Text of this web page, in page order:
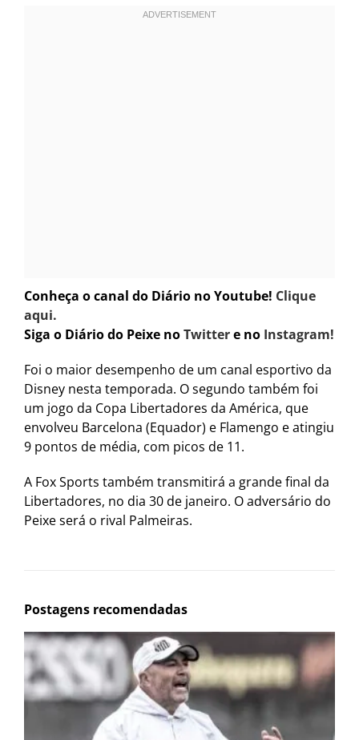
Conheça o canal do Diário no Youtube! Clique
aqui.
Siga o Diário do Peixe noTwittere no Instagram!
Foi o maior desempenho de um canal esportivo da
Disney nesta temporada. O segundo também foi
um jogo da Copa Libertadores da América, que
envolveu Barcelona (Equador) e Flamengo e atingiu
9 pontos de média, com picos de 11.
A Fox Sports também transmitirá a grande final da
Libertadores, no dia 30 de janeiro. O adversário do
Peixe será o rival Palmeiras.
Postagens recomendadas